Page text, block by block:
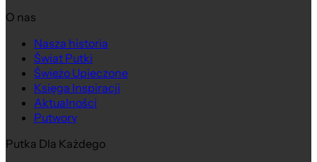
O nas
Nasza historia
Świat Putki
Świeżo Upieczone
Księga Inspiracji
Aktualności
Putwory
Putka Dla Każdego